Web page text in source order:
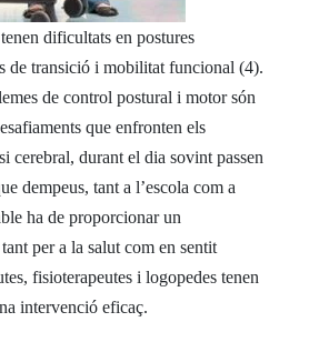
dificultats en postures
de transició i mobilitat funcional (4).
de control postural i motor són
que enfronten els
cerebral, durant el dia sovint passen
dempeus, tant a l’escola com a
ha de proporcionar un
per a la salut com en sentit
fisioterapeutes i logopedes tenen
intervenció eficaç.